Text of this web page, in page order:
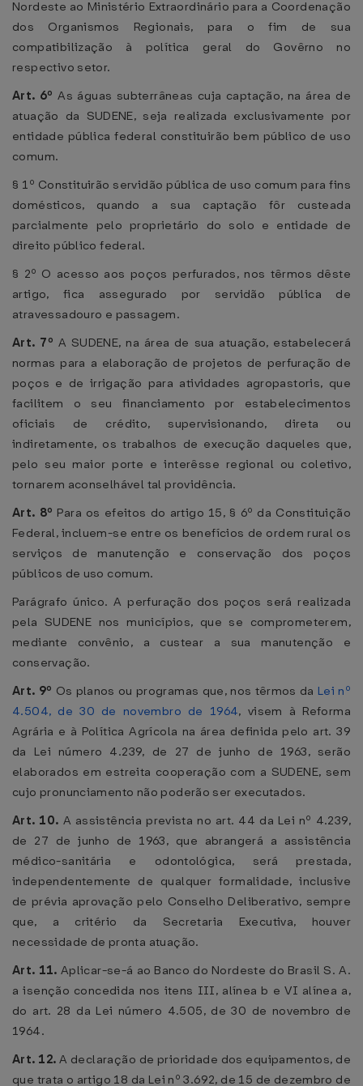
Nordeste ao Ministério Extraordinário para a Coordenação
dos Organismos Regionais, para o fim de sua
compatibilização à política geral do Govêrno no
respectivo setor.
Art. 6ºAs águas subterrâneas cuja captação, na área de
atuação da SUDENE, seja realizada exclusivamente por
entidade pública federal constituirão bem público de uso
comum.
§ 1º Constituirão servidão pública de uso comum para fins
domésticos, quando a sua captação fôr custeada
parcialmente pelo proprietário do solo e entidade de
direito público federal.
§ 2º O acesso aos poços perfurados, nos têrmos dêste
artigo, fica assegurado por servidão pública de
atravessadouro e passagem.
Art. 7º A SUDENE, na área de sua atuação, estabelecerá
normas para a elaboração de projetos de perfuração de
poços e de irrigação para atividades agropastoris, que
facilitem o seu financiamento por estabelecimentos
oficiais de crédito, supervisionando, direta ou
indiretamente, os trabalhos de execução daqueles que,
pelo seu maior porte e interêsse regional ou coletivo,
tornarem aconselhável tal providência.
Art. 8º Para os efeitos do artigo 15, § 6º da Constituição
Federal, incluem-se entre os benefícios de ordem rural os
serviços de manutenção e conservação dos poços
públicos de uso comum.
Parágrafo único. A perfuração dos poços será realizada
pela SUDENE nos municípios, que se comprometerem,
mediante convênio, a custear a sua manutenção e
conservação.
Art. 9º Os planos ou programas que, nos têrmos da Lei nº
4.504, de 30 de novembro de 1964, visem à Reforma
Agrária e à Política Agrícola na área definida pelo art. 39
da Lei número 4.239, de 27 de junho de 1963, serão
elaborados em estreita cooperação com a SUDENE, sem
cujo pronunciamento não poderão ser executados.
Art. 10. A assistência prevista no art. 44 da Lei nº 4.239,
de 27 de junho de 1963, que abrangerá a assistência
médico-sanitária e odontológica, será prestada,
independentemente de qualquer formalidade, inclusive
de prévia aprovação pelo Conselho Deliberativo, sempre
que, a critério da Secretaria Executiva, houver
necessidade de pronta atuação.
Art. 11. Aplicar-se-á ao Banco do Nordeste do Brasil S. A.
a isenção concedida nos itens III, alínea b e VI alínea a,
do art. 28 da Lei número 4.505, de 30 de novembro de
1964.
Art. 12.A declaração de prioridade dos equipamentos, de
que trata o artigo 18 da Lei nº 3.692, de 15 de dezembro de